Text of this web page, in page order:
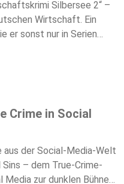
Silbersee 2“ –
Wirtschaft. Ein
er sonst nur in Serien
alles echt.
Existenzen. Eine
sich. Und die Suche
heute. 📢 Jetzt im
hinter dem Fall
2“. 📂
Eigene
Aufarbeitung.
Crime in Social
aus der Social-Media-Welt
– dem True-Crime-
Media zur dunklen Bühne